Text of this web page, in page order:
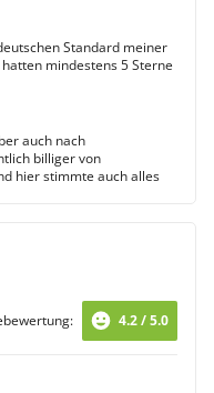
Standard meiner
mindestens 5 Sterne
auch nach
billiger von
hier stimmte auch alles
4.2 / 5.0